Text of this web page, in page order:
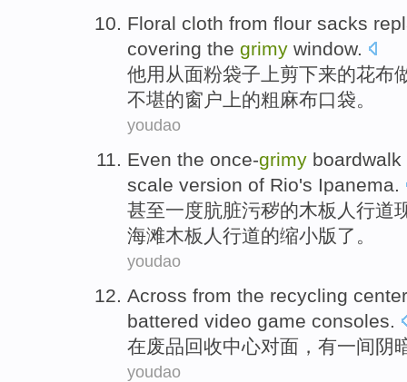
Floral cloth from flour sacks
covering the grimy window.
他用 从面粉袋子 上剪下来的花布
不堪的窗户上的粗麻布口袋。
youdao
Even the once-grimy boardwalk
scale version of Rio's Ipanema.
甚至一度肮脏污秽的木板 人行道
海滩木板人行道的缩小版了。
youdao
Across from the recycling center
battered video game consoles.
在废品回收中心对面 ， 有一间阴
youdao